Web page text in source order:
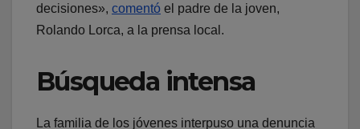
decisiones», comentó el padre de la joven,
Rolando Lorca, a la prensa local.
Búsqueda intensa
La familia de los jóvenes interpuso una denuncia